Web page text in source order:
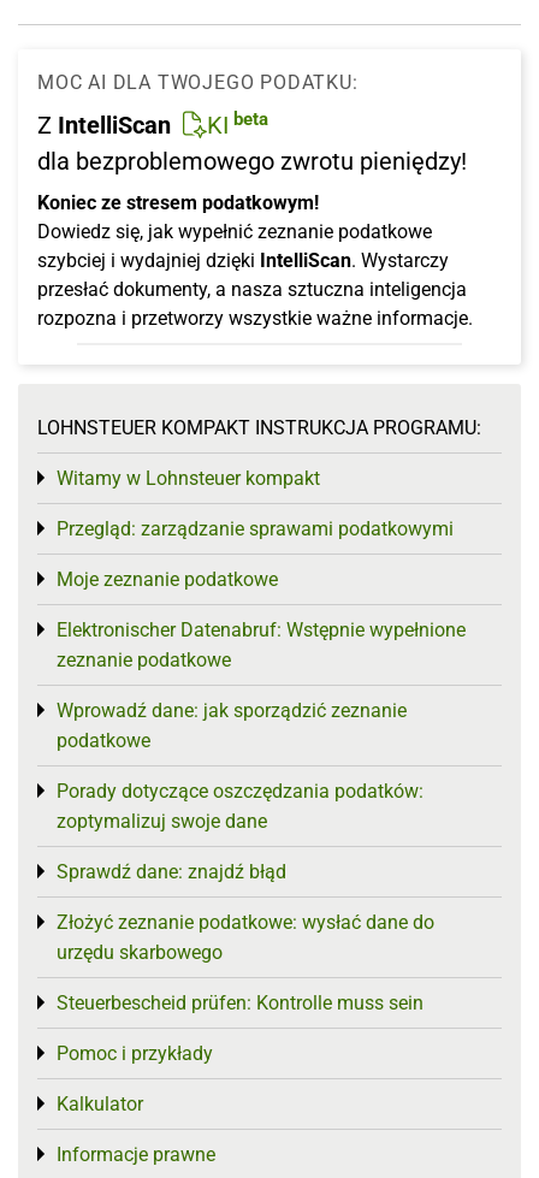
MOC AI DLA TWOJEGO PODATKU:
Z IntelliScan KI beta
dla bezproblemowego zwrotu pieniędzy!
Koniec ze stresem podatkowym!
Dowiedz się, jak wypełnić zeznanie podatkowe
szybciej i wydajniej dzięki IntelliScan. Wystarczy
przesłać dokumenty, a nasza sztuczna inteligencja
rozpozna i przetworzy wszystkie ważne informacje.
LOHNSTEUER KOMPAKT INSTRUKCJA PROGRAMU:
Witamy w Lohnsteuer kompakt
Toggle menu
Przegląd: zarządzanie sprawami podatkowymi
Toggle menu
Moje zeznanie podatkowe
Toggle menu
Elektronischer Datenabruf: Wstępnie wypełnione
zeznanie podatkowe
Toggle menu
Wprowadź dane: jak sporządzić zeznanie
podatkowe
Toggle menu
Porady dotyczące oszczędzania podatków:
zoptymalizuj swoje dane
Toggle menu
Sprawdź dane: znajdź błąd
Toggle menu
Złożyć zeznanie podatkowe: wysłać dane do
urzędu skarbowego
Toggle menu
Steuerbescheid prüfen: Kontrolle muss sein
Toggle menu
Pomoc i przykłady
Toggle menu
Kalkulator
Toggle menu
Informacje prawne
Toggle menu